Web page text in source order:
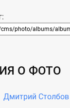
О ФОТО
Дмитрий Столбов